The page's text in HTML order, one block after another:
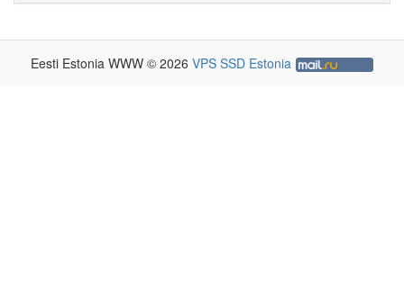
Eesti Estonia WWW © 2026 VPS SSD Estonia